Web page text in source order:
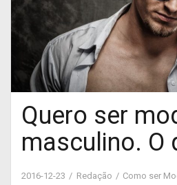
Quero ser
masculino. O
2016-12-23 Redação Como ser